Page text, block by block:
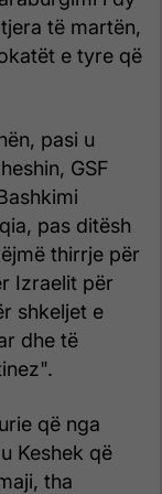
të martën,
e tyre që
pasi u
GSF
pas ditësh
thirrje për
Izraelit për
shkeljet e
dhe të
që nga
Keshek që
tha